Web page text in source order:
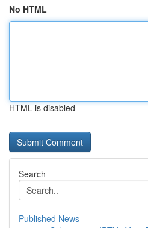
No HTML
HTML is disabled
Search
Published News